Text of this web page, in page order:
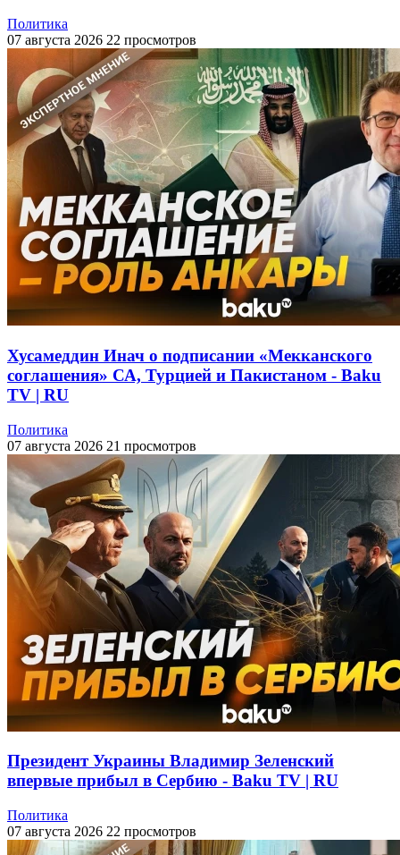
Политика
07 августа 2026 22 просмотров
Хусамеддин Инач о подписании «Мекканского
соглашения» СА, Турцией и Пакистаном - Baku
TV | RU
Политика
07 августа 2026 21 просмотров
Президент Украины Владимир Зеленский
впервые прибыл в Сербию - Baku TV | RU
Политика
07 августа 2026 22 просмотров